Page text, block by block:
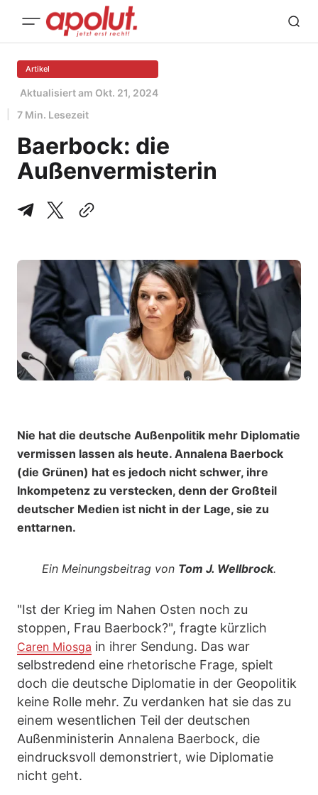
Artikel
Aktualisiert am Okt. 21, 2024
7 Min. Lesezeit
Baerbock: die
Außenvermisterin
Nie hat die deutsche Außenpolitik mehr Diplomatie
vermissen lassen als heute. Annalena Baerbock
(die Grünen) hat es jedoch nicht schwer, ihre
Inkompetenz zu verstecken, denn der Großteil
deutscher Medien ist nicht in der Lage, sie zu
enttarnen.
Ein Meinungsbeitrag von Tom J. Wellbrock.
"Ist der Krieg im Nahen Osten noch zu
stoppen, Frau Baerbock?", fragte kürzlich
Caren Miosga in ihrer Sendung. Das war
selbstredend eine rhetorische Frage, spielt
doch die deutsche Diplomatie in der Geopolitik
keine Rolle mehr. Zu verdanken hat sie das zu
einem wesentlichen Teil der deutschen
Außenministerin Annalena Baerbock, die
eindrucksvoll demonstriert, wie Diplomatie
nicht geht.